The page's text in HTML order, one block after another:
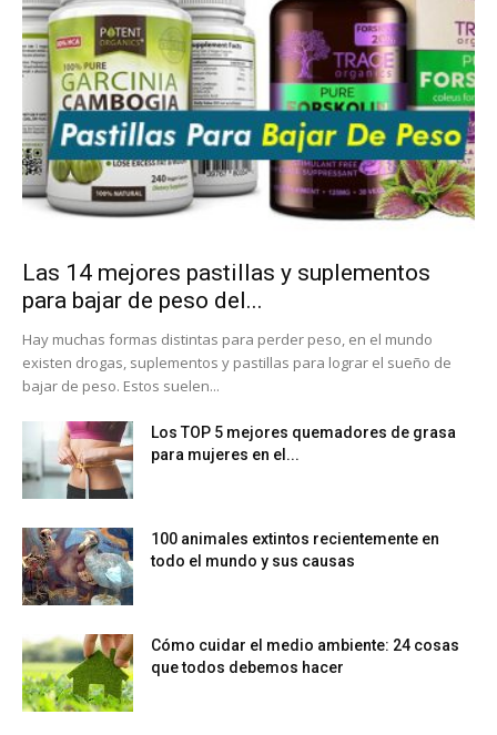
Las 14 mejores pastillas y suplementos
para bajar de peso del...
Hay muchas formas distintas para perder peso, en el mundo
existen drogas, suplementos y pastillas para lograr el sueño de
bajar de peso. Estos suelen...
Los TOP 5 mejores quemadores de grasa
para mujeres en el...
100 animales extintos recientemente en
todo el mundo y sus causas
Cómo cuidar el medio ambiente: 24 cosas
que todos debemos hacer